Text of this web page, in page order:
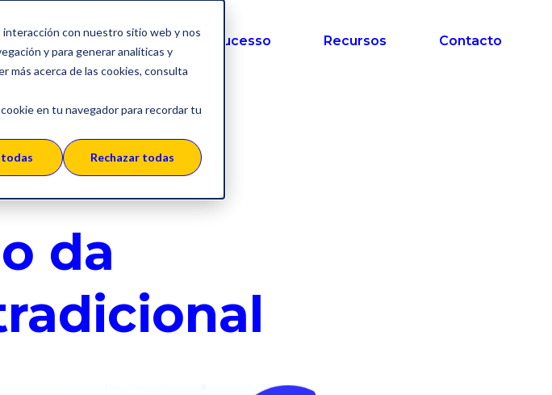
interacción con nuestro sitio web y nos
y para generar analíticas y
más acerca de las cookies, consulta
en tu navegador para recordar tu
Rechazar todas
a SERES Casos de Sucesso Recursos Contacto
da